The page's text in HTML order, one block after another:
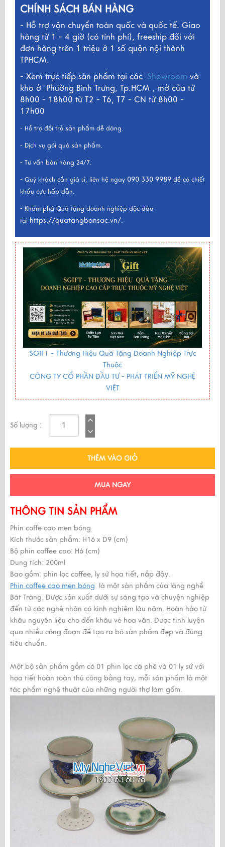
CHÍNH SÁCH BÁN HÀNG
- Hỗ trợ vận chuyển toàn quốc và quốc tế. Giao
hàng từ 1 - 4 giờ (có tính phí), freeship đối với
đơn hàng trên 1 triệu ở 1 số quận nội thành
TPHCM.
- Xem trực tiếp sản phẩm tại các Showroom và
kho ở Phường Bình Trưng, Tp.HCM , mở cửa từ
8h00 - 18h00 từ T2 - T6, T7 - CN từ 8h00 -
17h00
- Hỗ trợ đổi trả sản phẩm dễ dàng.
- Dịch vụ gói quà sản phẩm.
- Tư vấn bán hàng 24/7.
- Quý khách cần giá sỉ, liên hệ ngay 090 330 9989 để có chiết
khấu cực hấp dẫn.
- Khám phá Quà tặng doanh nghiệp độc đáo
tại https://quatangbansac.vn/.
SGIFT - Thương Hiệu Quà Tặng Doanh Nghiệp Trực
Thuộc
CÔNG TY CỔ PHẦN ĐẦU TƯ - PHÁT TRIỂN MỸ NGHỆ
VIỆT
Số lượng :
THÊM VÀO GIỎ
MUA NGAY
THÔNG TIN SẢN PHẨM
Phin coffe cao men bóng
Kích thước sản phẩm: H16 x D9 (cm)
Bộ phin coffee cao: H6 (cm)
Dung tích: 200ml
Bao gồm: phin lọc coffee, ly sứ họa tiết, nắp đậy.
Phin coffee cao men bóng
là một sản phẩm của làng nghề
Bát Tràng. Được sản xuất dưới sự sáng tạo và chuyện nghiệp
đến từ các nghệ nhân có kinh nghiệm lâu năm. Hoàn hảo từ
khâu nguyên liệu cho đến khâu vẽ hoa văn. Được tinh luyện
qua nhiều công đoạn để tạo ra bô sản phẩm đẹp và đúng
tiêu chuẩn.
Một bộ sản phẩm gồm có 01 phin lọc cà phê và 01 ly sứ với
họa tiết hoàn toàn thủ công bằng tay, mỗi sản phẩm là một
tác phẩm nghệ thuật của những người thợ làm gốm.